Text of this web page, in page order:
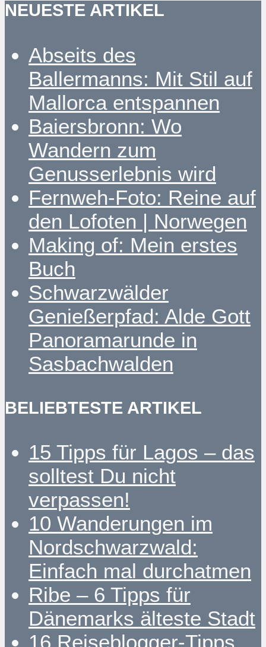
NEUESTE ARTIKEL
Abseits des
Ballermanns: Mit Stil auf
Mallorca entspannen
Baiersbronn: Wo
Wandern zum
Genusserlebnis wird
Fernweh-Foto: Reine auf
den Lofoten | Norwegen
Making of: Mein erstes
Buch
Schwarzwälder
Genießerpfad: Alde Gott
Panoramarunde in
Sasbachwalden
BELIEBTESTE ARTIKEL
15 Tipps für Lagos – das
solltest Du nicht
verpassen!
10 Wanderungen im
Nordschwarzwald:
Einfach mal durchatmen
Ribe – 6 Tipps für
Dänemarks älteste Stadt
16 Reiseblogger-Tipps